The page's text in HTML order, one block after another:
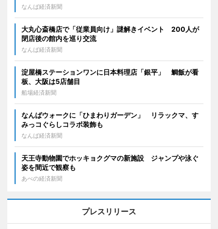
なんば経済新聞
大丸心斎橋店で「従業員向け」謎解きイベント 200人が
閉店後の館内を巡り交流
なんば経済新聞
淀屋橋ステーションワンに日本料理店「銀平」 鯛飯が看
板、大阪は5店舗目
船場経済新聞
なんばウォークに「ひまわりガーデン」 リラックマ、す
みっコぐらしコラボ装飾も
なんば経済新聞
天王寺動物園でホッキョクグマの新施設 ジャンプや泳ぐ
姿を間近で観察も
あべの経済新聞
プレスリリース